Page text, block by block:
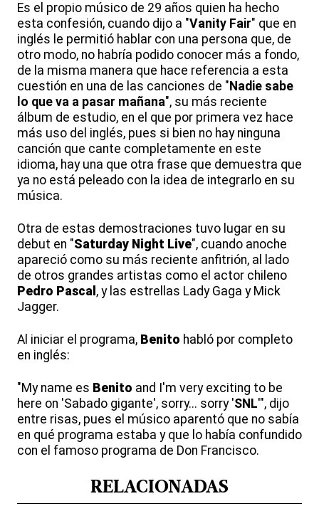
Es el propio músico de 29 años quien ha hecho
esta confesión, cuando dijo a "Vanity Fair" que en
inglés le permitió hablar con una persona que, de
otro modo, no habría podido conocer más a fondo,
de la misma manera que hace referencia a esta
cuestión en una de las canciones de " Nadie sabe
lo que va a pasar mañana", su más reciente
álbum de estudio, en el que por primera vez hace
más uso del inglés, pues si bien no hay ninguna
canción que cante completamente en este
idioma, hay una que otra frase que demuestra que
ya no está peleado con la idea de integrarlo en su
música.
Otra de estas demostraciones tuvo lugar en su
debut en "Saturday Night Live", cuando anoche
apareció como su más reciente anfitrión, al lado
de otros grandes artistas como el actor chileno
Pedro Pascal , y las estrellas Lady Gaga y Mick
Jagger.
Al iniciar el programa, Benito habló por completo
en inglés:
"My name es Benito and I'm very exciting to be
here on 'Sabado gigante', sorry... sorry 'SNL'", dijo
entre risas, pues el músico aparentó que no sabía
en qué programa estaba y que lo había confundido
con el famoso programa de Don Francisco.
RELACIONADAS